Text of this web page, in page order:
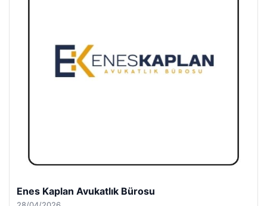
Enes Kaplan Avukatlık Bürosu